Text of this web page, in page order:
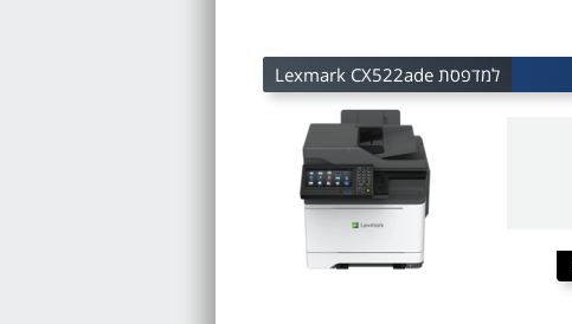
למדפסת Lexmark CX522ade